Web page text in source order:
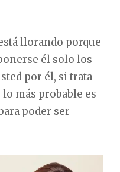
llorando porque
él solo los
por él, si trata
más probable es
poder ser